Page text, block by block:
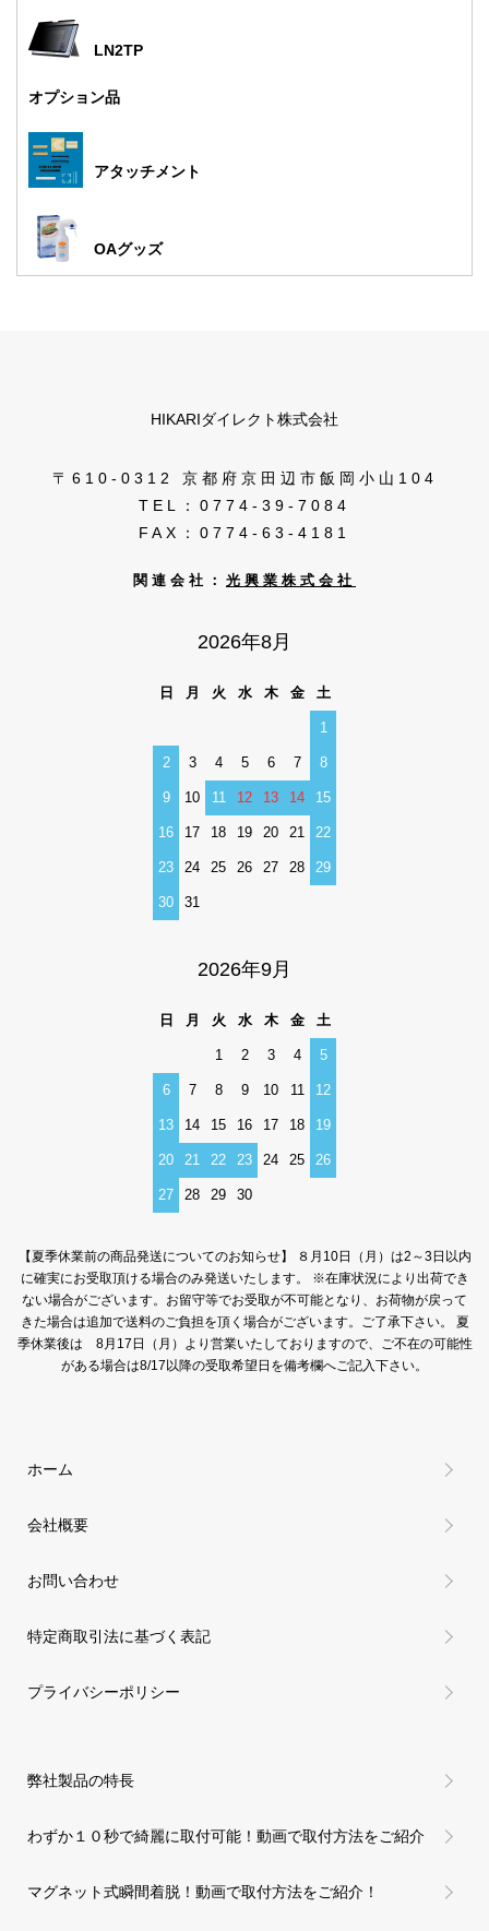
LN2TP
オプション品
アタッチメント
OAグッズ
HIKARIダイレクト株式会社
〒610-0312 京都府京田辺市飯岡小山104
TEL：0774-39-7084
FAX：0774-63-4181
関連会社： 光興業株式会社
2026年8月
日 月 火 水 木 金 土
1
2 3 4 5 6 7 8
9 10 11 12 13 14 15
16 17 18 19 20 21 22
23 24 25 26 27 28 29
30 31
2026年9月
日 月 火 水 木 金 土
1 2 3 4 5
6 7 8 9 10 11 12
13 14 15 16 17 18 19
20 21 22 23 24 25 26
27 28 29 30
【夏季休業前の商品発送についてのお知らせ】 ８月10日（月）は2～3日以内
に確実にお受取頂ける場合のみ発送いたします。 ※在庫状況により出荷でき
ない場合がございます。お留守等でお受取が不可能となり、お荷物が戻って
きた場合は追加で送料のご負担を頂く場合がございます。ご了承下さい。 夏
季休業後は 8月17日（月）より営業いたしておりますので、ご不在の可能性
がある場合は8/17以降の受取希望日を備考欄へご記入下さい。
ホーム
会社概要
お問い合わせ
特定商取引法に基づく表記
プライバシーポリシー
弊社製品の特長
わずか１０秒で綺麗に取付可能！動画で取付方法をご紹介
マグネット式瞬間着脱！動画で取付方法をご紹介！